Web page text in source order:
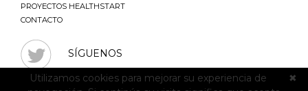
PROYECTOS HEALTHSTART
CONTACTO
SÍGUENOS
✖
Utilizamos cookies para mejorar su experiencia de